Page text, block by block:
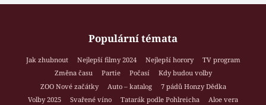
Populární témata
Jak zhubnout Nejlepší filmy 2024 Nejlepší horory
TV program
Změna času
Partie Počasí
Kdy budou volby
ZOO Nové začátky
Auto – katalog
7 pádů Honzy Dědka
Volby 2025
Svařené víno Tatarák podle Pohlreicha
Aloe vera